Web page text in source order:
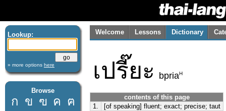
Lookup:
» more options here
Browse
ก ข ฃ ค ฅ
Welcome Lessons Dictionary
เปรี๊ยะ bpriaH
contents of this page
1.
[of speaking] fluent; exact; precise; taut